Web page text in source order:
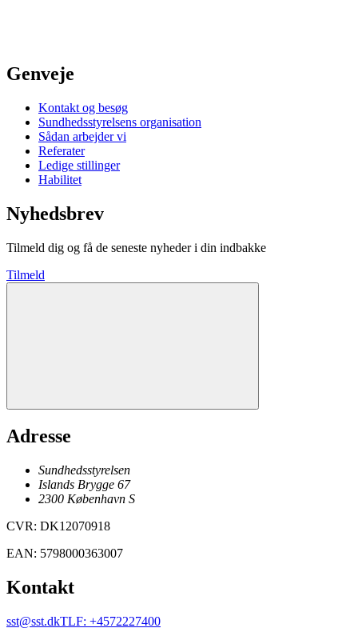
Genveje
Kontakt og besøg
Sundhedsstyrelsens organisation
Sådan arbejder vi
Referater
Ledige stillinger
Habilitet
Nyhedsbrev
Tilmeld dig og få de seneste nyheder i din indbakke
Tilmeld
Adresse
Sundhedsstyrelsen
Islands Brygge 67
2300 København S
CVR: DK12070918
EAN: 5798000363007
Kontakt
sst@sst.dkTLF: +4572227400